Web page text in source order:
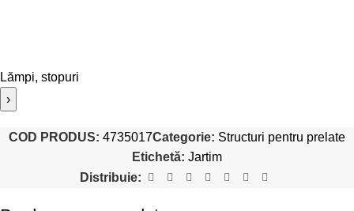
Lămpi, stopuri
›
COD PRODUS: 4735017Categorie: Structuri pentru prelate
Etichetă: Jartim
Distribuie: